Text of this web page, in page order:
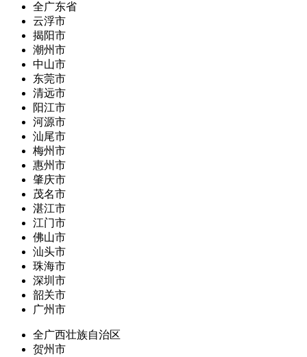
全广东省
云浮市
揭阳市
潮州市
中山市
东莞市
清远市
阳江市
河源市
汕尾市
梅州市
惠州市
肇庆市
茂名市
湛江市
江门市
佛山市
汕头市
珠海市
深圳市
韶关市
广州市
全广西壮族自治区
贺州市